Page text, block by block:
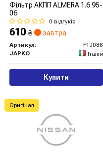
Фільтр АКПП ALMERA 1.6 95-
06
0 відгуків
610 ₴ завтра
Артикул:
FTJ088
JAPKO
Італія
Купити
Оригінал